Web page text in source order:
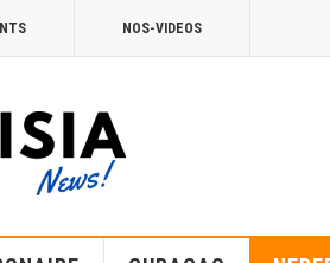
NOS-VIDEOS